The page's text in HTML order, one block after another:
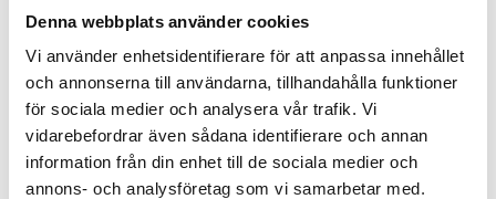
Denna webbplats använder cookies
Vi använder enhetsidentifierare för att anpassa innehållet
och annonserna till användarna, tillhandahålla funktioner
för sociala medier och analysera vår trafik. Vi
vidarebefordrar även sådana identifierare och annan
information från din enhet till de sociala medier och
annons- och analysföretag som vi samarbetar med.